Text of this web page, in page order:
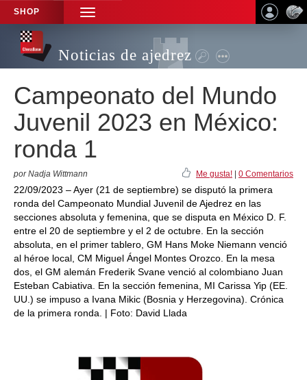
SHOP
TOGGLE
NAVIGATION
Noticias de ajedrez
Campeonato del Mundo
Juvenil 2023 en México:
ronda 1
por Nadja Wittmann Me gusta! 0 Comentarios
22/09/2023 – Ayer (21 de septiembre) se disputó la primera
ronda del Campeonato Mundial Juvenil de Ajedrez en las
secciones absoluta y femenina, que se disputa en México D. F.
entre el 20 de septiembre y el 2 de octubre. En la sección
absoluta, en el primer tablero, GM Hans Moke Niemann venció
al héroe local, CM Miguel Ángel Montes Orozco. En la mesa
dos, el GM alemán Frederik Svane venció al colombiano Juan
Esteban Cabiativa. En la sección femenina, MI Carissa Yip (EE.
UU.) se impuso a Ivana Mikic (Bosnia y Herzegovina). Crónica
de la primera ronda. | Foto: David Llada